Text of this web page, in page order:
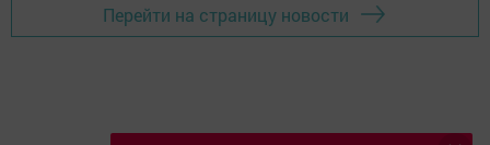
Перейти на страницу новости